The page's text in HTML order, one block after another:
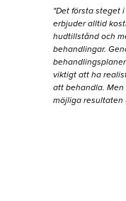
"Det första steget
erbjuder alltid
hudtillstånd och
behandlingar.
viktigt att ha
att behandla.
möjliga resultaten